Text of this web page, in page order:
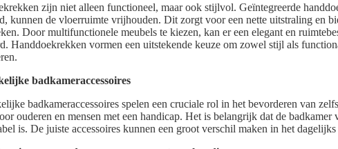
zijn niet alleen functioneel, maar ook stijlvol. Geïntegreerde
kunnen de vloerruimte vrijhouden. Dit zorgt voor een nette uitstraling en
Door multifunctionele meubels te kiezen, kan er een elegant en
Handdoekrekken vormen een uitstekende keuze om zowel stijl als
badkameraccessoires
badkameraccessoires spelen een cruciale rol in het bevorderen van
ouderen en mensen met een handicap. Het is belangrijk dat de badkamer
is. De juiste accessoires kunnen een groot verschil maken in het dagelijks